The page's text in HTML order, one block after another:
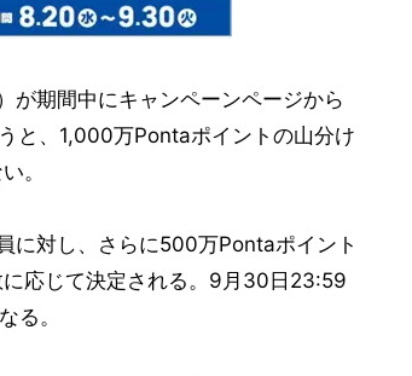
期間中にキャンペーンページから
と、1,000万Pontaポイントの山分け
。
に対し、さらに500万Pontaポイント
応じて決定される。9月30日23:59
る。